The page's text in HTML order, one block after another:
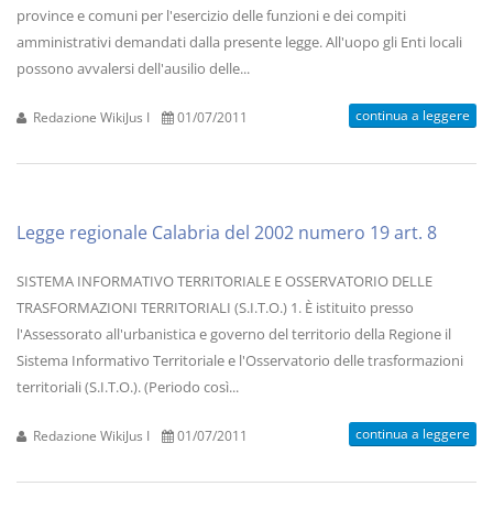
province e comuni per l'esercizio delle funzioni e dei compiti
amministrativi demandati dalla presente legge. All'uopo gli Enti locali
possono avvalersi dell'ausilio delle...
Redazione WikiJus I 01/07/2011 continua a leggere
Legge regionale Calabria del 2002 numero 19 art. 8
SISTEMA INFORMATIVO TERRITORIALE E OSSERVATORIO DELLE
TRASFORMAZIONI TERRITORIALI (S.I.T.O.) 1. È istituito presso
l'Assessorato all'urbanistica e governo del territorio della Regione il
Sistema Informativo Territoriale e l'Osservatorio delle trasformazioni
territoriali (S.I.T.O.). (Periodo così...
Redazione WikiJus I 01/07/2011 continua a leggere